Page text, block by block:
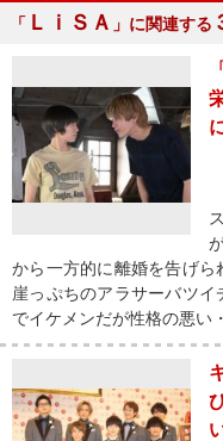
「 ＬｉＳＡ 」に関連する
から一方的に離婚を告げ
崖っぷちのアラサーバツ
でイケメンだが性格の悪い